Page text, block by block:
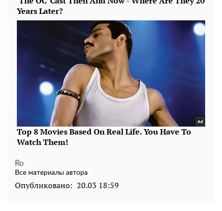
Ro
Все материалы автора
Опубликовано: 20.03 18:59